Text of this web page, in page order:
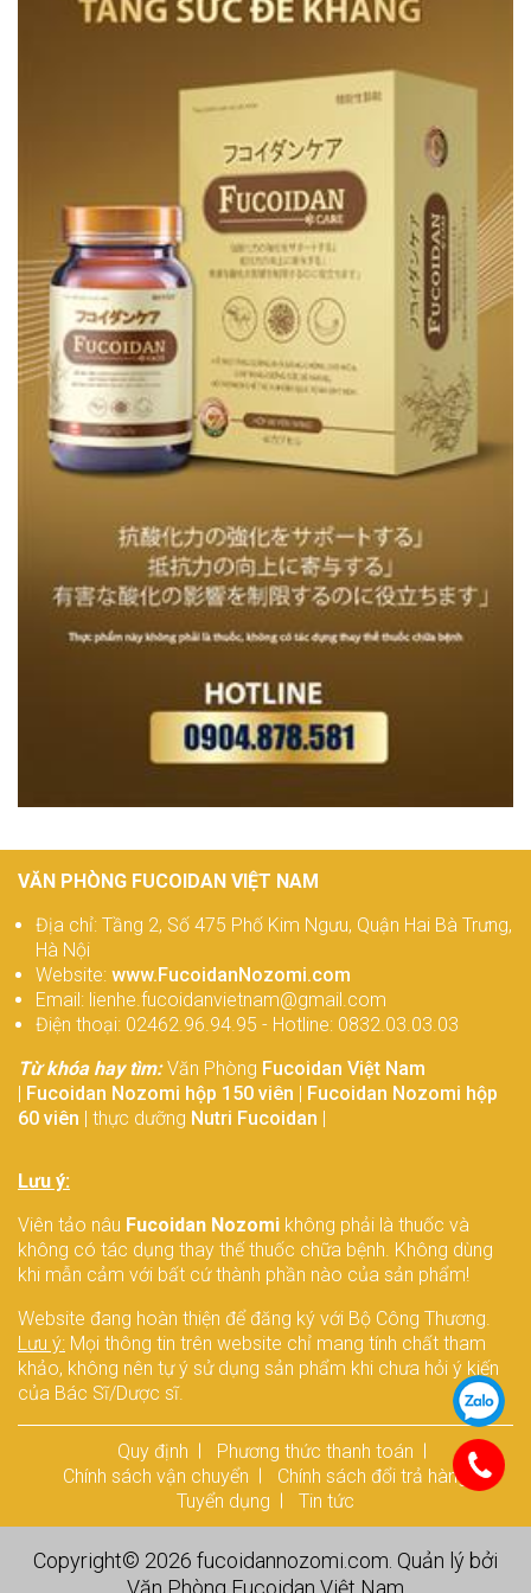
VĂN PHÒNG FUCOIDAN VIỆT NAM
Địa chỉ: Tầng 2, Số 475 Phố Kim Ngưu, Quận Hai Bà Trưng,
Hà Nội
Website: www.FucoidanNozomi.com
Email: lienhe.fucoidanvietnam@gmail.com
Điện thoại: 02462.96.94.95 - Hotline: 0832.03.03.03
Từ khóa hay tìm:Văn Phòng Fucoidan Việt Nam
| Fucoidan Nozomi hộp 150 viên | Fucoidan Nozomi hộp
60 viên | thực dưỡng Nutri Fucoidan |
Lưu ý:
Viên tảo nâu Fucoidan Nozomi không phải là thuốc và
không có tác dụng thay thế thuốc chữa bệnh. Không dùng
khi mẫn cảm với bất cứ thành phần nào của sản phẩm!
Website đang hoàn thiện để đăng ký với Bộ Công Thương.
Lưu ý: Mọi thông tin trên website chỉ mang tính chất tham
khảo, không nên tự ý sử dụng sản phẩm khi chưa hỏi ý kiến
của Bác Sĩ/Dược sĩ.
Quy định
Phương thức thanh toán
Chính sách vận chuyển
Chính sách đổi trả hàng
Tuyển dụng
Tin tức
Copyright© 2026 fucoidannozomi.com . Quản lý bởi
Văn Phòng Fucoidan Việt Nam